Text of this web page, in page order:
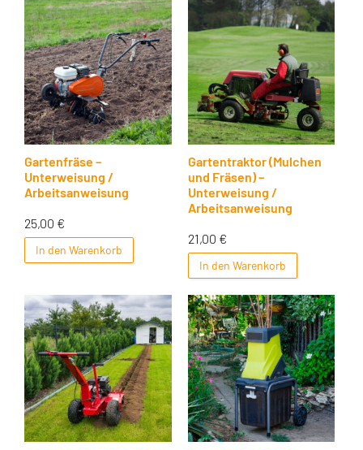
Gartenfräse –
Unterweisung /
Arbeitsanweisung
25,00 €
In den Warenkorb
Gartentraktor (Mulchen
und Fräsen) –
Unterweisung /
Arbeitsanweisung
21,00 €
In den Warenkorb